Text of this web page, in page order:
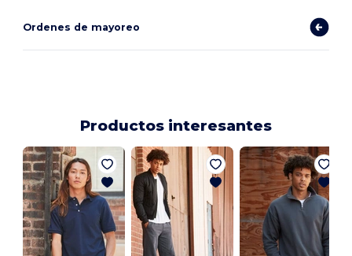
Ordenes de mayoreo
Productos interesantes